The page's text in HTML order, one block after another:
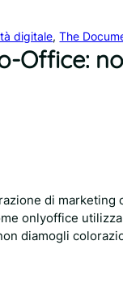
digitale, The
Office:
di marketing
onlyoffice
diamogli